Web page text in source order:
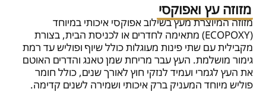
מזוזה עץ ואפוקסי
מזוזה המיוצרת מעץ בשילוב אפוקסי איכותי במיוחד
(ECOPOXY) מתאימה לחדרים או לכניסת הבית, בצורת
מקבילית עם שתי פינות מעוגלות כולל שיוף ופוליש עד רמת
גימור מושלמת. העץ עבר מריחת שמן טאנג והדרים האוטם
את העץ לגמרי ועמיד לנזקי חוץ לאורך שנים, כולל חומר
פוליש מיוחד המעניק ברק איכותי ושמירה לשנים קדימה.